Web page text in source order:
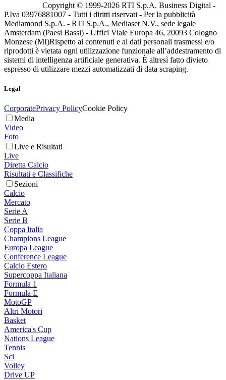
Copyright © 1999-2026 RTI S.p.A. Business Digital -
P.Iva 03976881007 - Tutti i diritti riservati - Per la pubblicità
Mediamond S.p.A. - RTI S.p.A., Mediaset N.V., sede legale
Amsterdam (Paesi Bassi) - Uffici Viale Europa 46, 20093 Cologno
Monzese (MI)Rispetto ai contenuti e ai dati personali trasmessi e/o
riprodotti è vietata ogni utilizzazione funzionale all’addestramento di
sistemi di intelligenza artificiale generativa. È altresì fatto divieto
espresso di utilizzare mezzi automatizzati di data scraping.
Legal
CorporatePrivacy PolicyCookie Policy
Media
Video
Foto
Live e Risultati
Live
Diretta Calcio
Risultati e Classifiche
Sezioni
Calcio
Mercato
Serie A
Serie B
Coppa Italia
Champions League
Europa League
Conference League
Calcio Estero
Supercoppa Italiana
Formula 1
Formula E
MotoGP
Altri Motori
Basket
America's Cup
Nations League
Tennis
Sci
Volley
Drive UP